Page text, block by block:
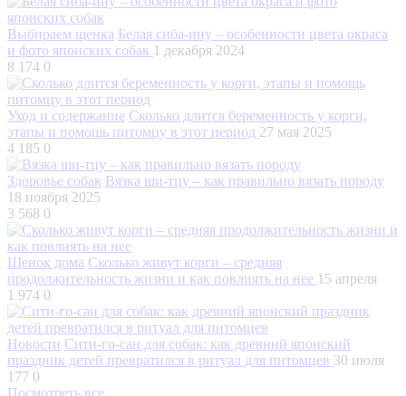
Выбираем щенка Белая сиба-ину – особенности цвета окраса
и фото японских собак 1 декабря 2024
8 174 0
Уход и содержание Сколько длится беременность у корги,
этапы и помощь питомцу в этот период 27 мая 2025
4 185 0
Здоровье собак Вязка ши-тцу – как правильно вязать породу
18 ноября 2025
3 568 0
Щенок дома Сколько живут корги – средняя
продолжительность жизни и как повлиять на нее 15 апреля
1 974 0
Новости Сити-го-сан для собак: как древний японский
праздник детей превратился в ритуал для питомцев 30 июля
177 0
Посмотреть все